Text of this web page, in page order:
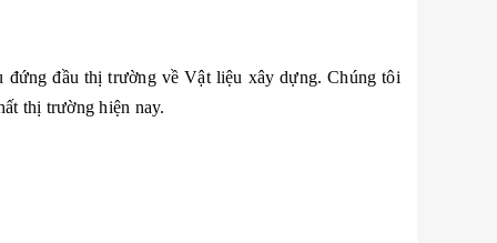
đứng đầu thị trường về Vật liệu xây dựng. Chúng tôi
thị trường hiện nay.